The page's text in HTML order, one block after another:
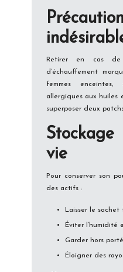
Retirer en cas de
d’échauffement
femmes enceintes,
allergiques aux huiles
superposer deux
vie
Pour conserver son
des actifs :
Laisser le sachet
Éviter l’humidité
Garder hors
Éloigner des